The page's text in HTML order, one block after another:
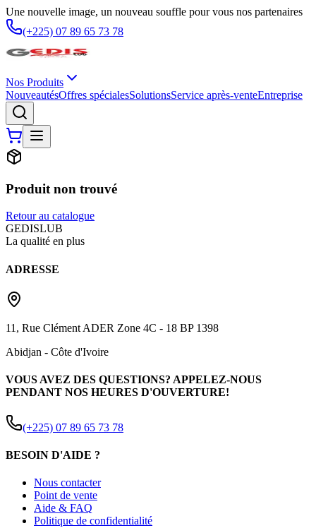
Une nouvelle image, un nouveau souffle pour vous nos partenaires
(+225) 07 89 65 73 78
Nos Produits
NouveautésOffres spécialesSolutionsService après-venteEntreprise
Produit non trouvé
Retour au catalogue
GEDISLUB
La qualité en plus
ADRESSE
11, Rue Clément ADER Zone 4C - 18 BP 1398
Abidjan - Côte d'Ivoire
VOUS AVEZ DES QUESTIONS? APPELEZ-NOUS
PENDANT NOS HEURES D'OUVERTURE!
(+225) 07 89 65 73 78
BESOIN D'AIDE ?
Nous contacter
Point de vente
Aide & FAQ
Politique de confidentialité